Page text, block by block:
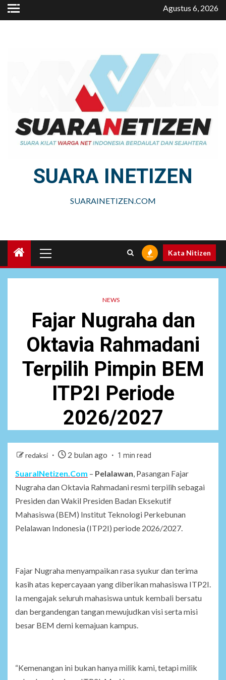
Skip
to
Agustus 6, 2026
SUARA INETIZEN
SUARAINETIZEN.COM
Menu
Kata Nitizen
NEWS
Fajar Nugraha dan
Oktavia Rahmadani
Terpilih Pimpin BEM
ITP2I Periode
2026/2027
redaksi 2 bulan ago 1 min read
SuaraINetizen.Com – Pelalawan, Pasangan Fajar
Nugraha dan Oktavia Rahmadani resmi terpilih sebagai
Presiden dan Wakil Presiden Badan Eksekutif
Mahasiswa (BEM) Institut Teknologi Perkebunan
Pelalawan Indonesia (ITP2I) periode 2026/2027.
Fajar Nugraha menyampaikan rasa syukur dan terima
kasih atas kepercayaan yang diberikan mahasiswa ITP2I.
Ia mengajak seluruh mahasiswa untuk kembali bersatu
dan bergandengan tangan mewujudkan visi serta misi
besar BEM demi kemajuan kampus.
“Kemenangan ini bukan hanya milik kami, tetapi milik